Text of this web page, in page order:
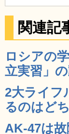
関連記
ロシアの
立実習」
2大ライフ
るのはど
AK-47は